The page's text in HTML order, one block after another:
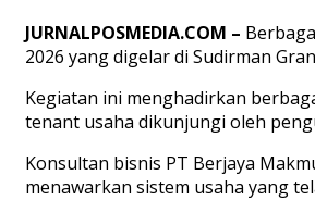
JURNALPOSMEDIA.COM –
2026 yang digelar di Sudirman
Kegiatan ini menghadirkan
tenant usaha dikunjungi oleh
Konsultan bisnis PT Berjaya
menawarkan sistem usaha yang